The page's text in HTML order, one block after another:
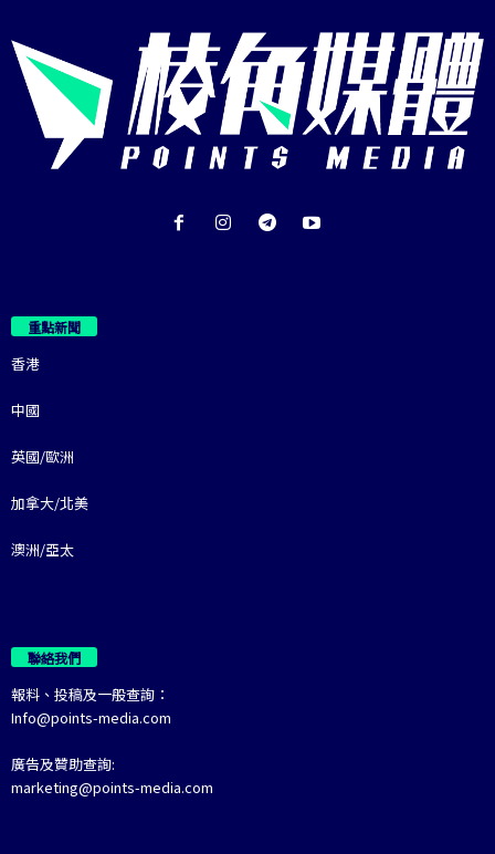
重點新聞
香港
中國
英國/歐洲
加拿大/北美
澳洲/亞太
聯絡我們
報料、投稿及一般查詢：
Info@points-media.com
廣告及贊助查詢:
marketing@points-media.com